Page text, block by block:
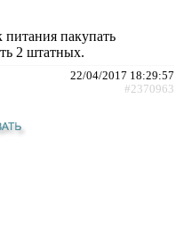
питания пакупать
2 штатных.
22/04/2017 18:29:57
#2370963